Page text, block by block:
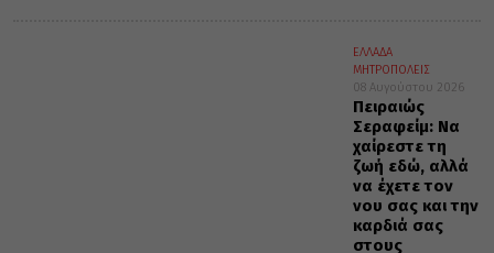
ΕΛΛΑΔΑ
ΜΗΤΡΟΠΟΛΕΙΣ
08 Αυγούστου 2026
Πειραιώς
Σεραφείμ: Να
χαίρεστε τη
ζωή εδώ, αλλά
να έχετε τον
νου σας και την
καρδιά σας
στους